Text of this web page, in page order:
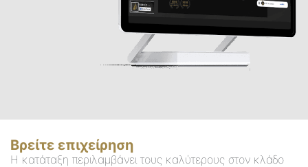
Βρείτε επιχείρηση
Η κατάταξη περιλαμβάνει τους καλύτερους στον κλάδο